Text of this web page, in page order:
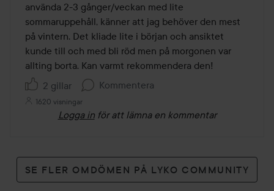
använda 2-3 gånger/veckan med lite
sommaruppehåll, känner att jag behöver den mest
på vintern. Det kliade lite i början och ansiktet
kunde till och med bli röd men på morgonen var
allting borta. Kan varmt rekommendera den!
2 gillar
Kommentera
1620 visningar
Logga in för att lämna en kommentar
SE FLER OMDÖMEN PÅ LYKO COMMUNITY